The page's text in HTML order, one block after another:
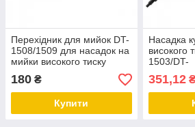
Перехідник для мийок DT-
1508/1509 для насадок на
мийки високого тиску
INTERTOOL DT-1533
180 ₴
Купити
Насадка
високого
1503/DT-
1504/
351,12